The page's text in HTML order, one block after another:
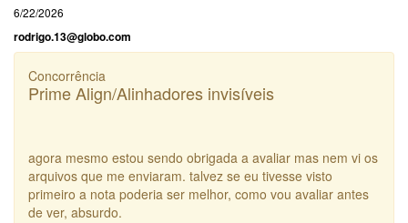
6/22/2026
rodrigo.13@globo.com
Concorrência
Prime Align/Alinhadores invisíveis
agora mesmo estou sendo obrigada a avaliar mas nem vi os
arquivos que me enviaram. talvez se eu tivesse visto
primeiro a nota poderia ser melhor, como vou avaliar antes
de ver, absurdo.